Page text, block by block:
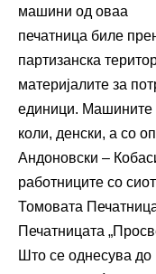
машини од оваа
печатница биле
партизанска
материјалите за
единици. Машините
коли, денски, а со
Андоновски –
работниците со
Томовата
Печатницата
Што се однесува